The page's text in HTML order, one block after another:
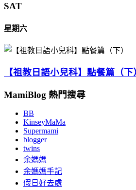
SAT
星期六
【祖教日語小兒科】點餐篇（下
MamiBlog 熱門搜尋
BB
KinseyMaMa
Supermami
blogger
twins
余媽媽
余媽媽手記
假日好去處